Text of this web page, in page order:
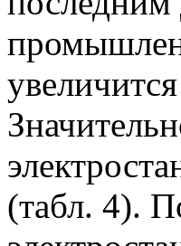
(табл. 4).